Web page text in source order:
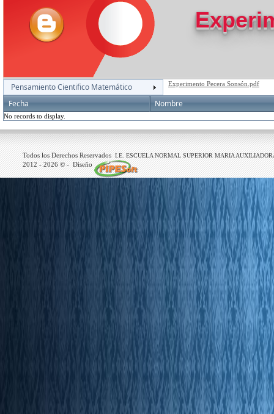
Pensamiento Cientifico Matemático Experimento Pecera Sonsón.pdf
Fecha Nombre
No records to display.
Todos los Derechos ReservadosI.E. ESCUELA NORMAL SUPERIOR MARIA
2012 -2026© - Diseño